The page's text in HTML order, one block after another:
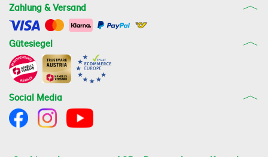
Zahlung & Versand
Gütesiegel
Social Media